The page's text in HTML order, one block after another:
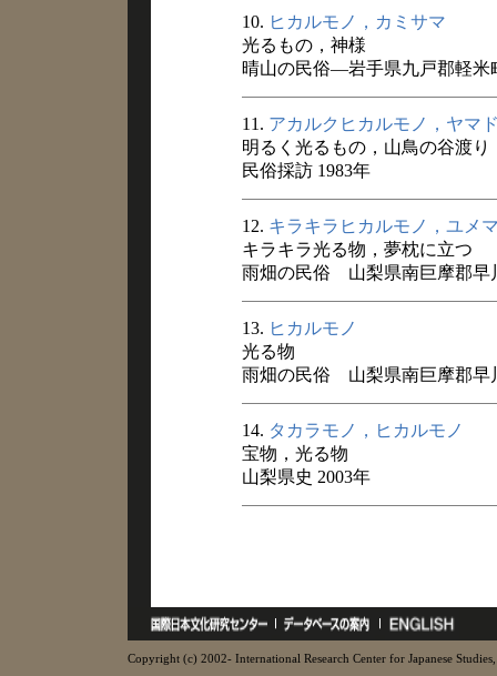
10. ヒカルモノ，カミサマ
光るもの，神様
晴山の民俗―岩手県九戸郡軽米
11. アカルクヒカルモノ，ヤマ
明るく光るもの，山鳥の谷渡り
民俗採訪 1983年
12. キラキラヒカルモノ，ユメ
キラキラ光る物，夢枕に立つ
雨畑の民俗 山梨県南巨摩郡早
13. ヒカルモノ
光る物
雨畑の民俗 山梨県南巨摩郡早
14. タカラモノ，ヒカルモノ
宝物，光る物
山梨県史 2003年
Copyright (c) 2002- International Research Center for Japanese